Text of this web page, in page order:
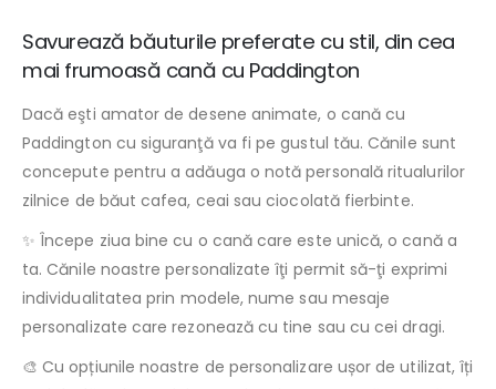
Savurează băuturile preferate cu stil, din cea
mai frumoasă cană cu Paddington
Dacă eşti amator de desene animate, o cană cu
Paddington cu siguranţă va fi pe gustul tău. Cănile sunt
concepute pentru a adăuga o notă personală ritualurilor
zilnice de băut cafea, ceai sau ciocolată fierbinte.
✨ Începe ziua bine cu o cană care este unică, o cană a
ta. Cănile noastre personalizate îţi permit să-ţi exprimi
individualitatea prin modele, nume sau mesaje
personalizate care rezonează cu tine sau cu cei dragi.
🎨 Cu opțiunile noastre de personalizare ușor de utilizat, îți